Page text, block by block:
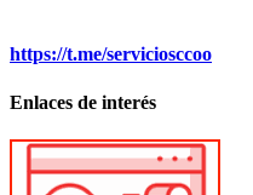
https://t.me/serviciosccoo
Enlaces de interés